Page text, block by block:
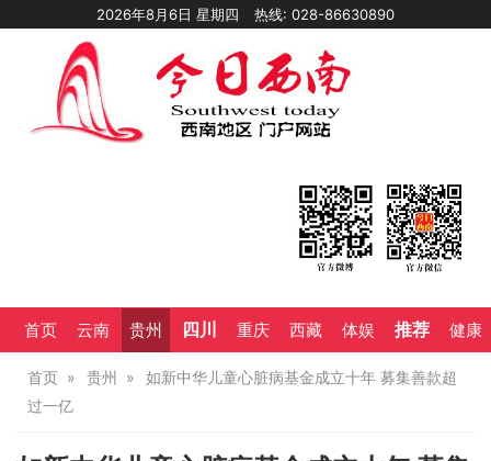
2026年8月6日 星期四 热线: 028-86630890
首页 云南 贵州 四川 重庆 西藏 体娱 推荐 健康
首页 贵州
如新中华儿童心脏病基金成立十年 募集善款超
过一亿